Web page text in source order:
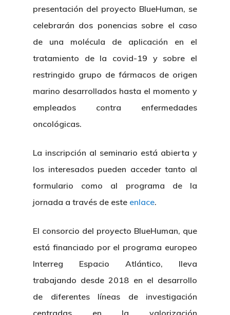
presentación del proyecto BlueHuman, se
celebrarán dos ponencias sobre el caso
de una molécula de aplicación en el
tratamiento de la covid-19 y sobre el
restringido grupo de fármacos de origen
marino desarrollados hasta el momento y
empleados contra enfermedades
oncológicas.
La inscripción al seminario está abierta y
los interesados pueden acceder tanto al
formulario como al programa de la
jornada a través de este enlace.
El consorcio del proyecto BlueHuman, que
está financiado por el programa europeo
Interreg Espacio Atlántico, lleva
trabajando desde 2018 en el desarrollo
de diferentes líneas de investigación
centradas en la valorización
Nosotros
Directorio De Personal
Identidad Corporativa
Corporativa
Novedades
Actualidad
Proyectos
Memoria
Centro De
Contratación
Empleo
Plan De Igualdad